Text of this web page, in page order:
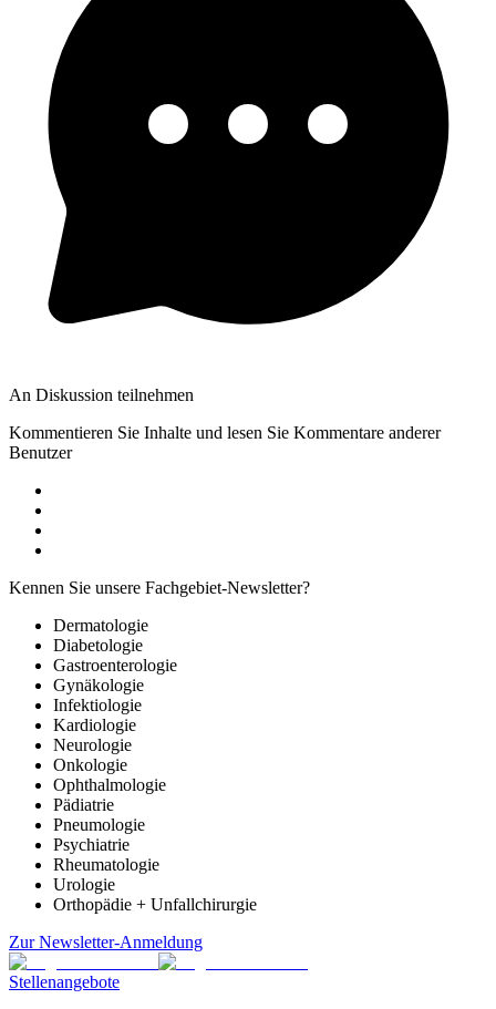
An Diskussion teilnehmen
Kommentieren Sie Inhalte und lesen Sie Kommentare anderer
Benutzer
Kennen Sie unsere Fachgebiet-Newsletter?
Dermatologie
Diabetologie
Gastroenterologie
Gynäkologie
Infektiologie
Kardiologie
Neurologie
Onkologie
Ophthalmologie
Pädiatrie
Pneumologie
Psychiatrie
Rheumatologie
Urologie
Orthopädie + Unfallchirurgie
Zur Newsletter-Anmeldung
Stellenangebote